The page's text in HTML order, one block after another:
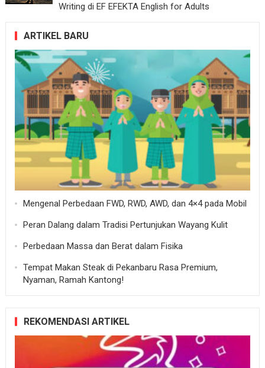
Writing di EF EFEKTA English for Adults
ARTIKEL BARU
Mengenal Perbedaan FWD, RWD, AWD, dan 4×4 pada Mobil
Peran Dalang dalam Tradisi Pertunjukan Wayang Kulit
Perbedaan Massa dan Berat dalam Fisika
Tempat Makan Steak di Pekanbaru Rasa Premium,
Nyaman, Ramah Kantong!
REKOMENDASI ARTIKEL